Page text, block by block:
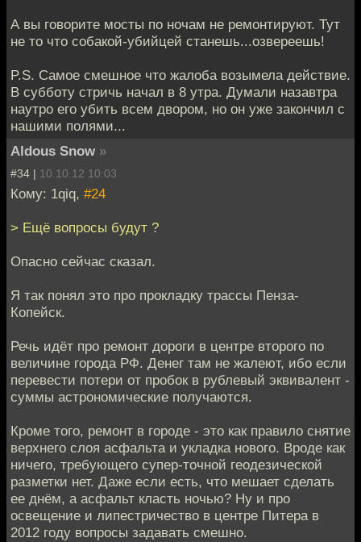
А вы говорите мосты по ночам не ремонтируют. Тут
не то что собакой-убийцей станешь...озвереешь!
P.S. Самое смешное что жалоба возымела действие.
В субботу стричь начал в 8 утра. Думали назавтра
наутро его убить всем двором, но он уже закончил с
нашими полями...
Aldous Snow »
#34 | 10.10.12 10:03
Кому: 1qiq, #24
> Ещё вопросы будут ?
Опасно сейчас сказал.
Я так понял это про прокладку трассы Пенза-
Копейск.
Речь идёт про ремонт дороги в центре второго по
величине города РФ. Денег там не жалеют, ибо если
перевести потери от пробок в рублевый эквивалент -
суммы астрономические получаются.
Кроме того, ремонт в городе - это как правило снятие
верхнего слоя асфальта и укладка нового. Вроде как
ничего, требующего супер-точной геодезической
разметки нет. Даже если есть, что мешает сделать
ее днём, а асфальт класть ночью? Ну и про
освещение и липестричество в центре Питера в
2012 году вопросы задавать смешно.